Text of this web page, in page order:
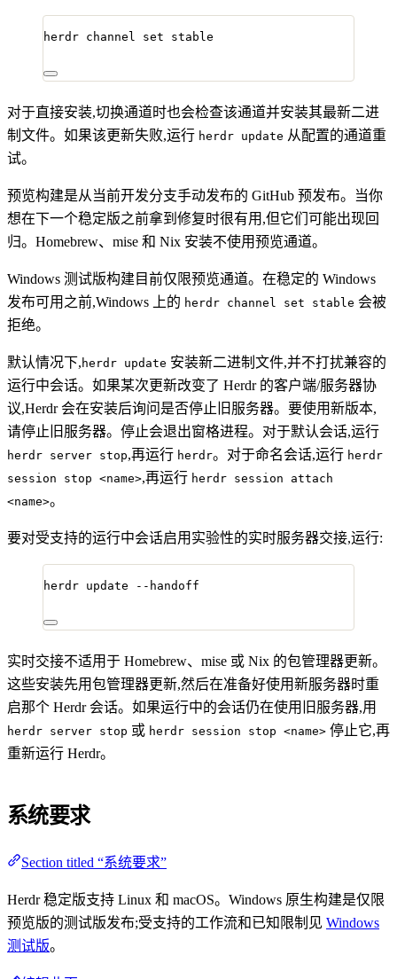
herdr channel set stable
对于直接安装,切换通道时也会检查该通道并安装其最新二进
制文件。如果该更新失败,运行 herdr update 从配置的通道重
试。
预览构建是从当前开发分支手动发布的 GitHub 预发布。当你
想在下一个稳定版之前拿到修复时很有用,但它们可能出现回
归。Homebrew、mise 和 Nix 安装不使用预览通道。
Windows 测试版构建目前仅限预览通道。在稳定的 Windows
发布可用之前,Windows 上的 herdr channel set stable 会被
拒绝。
默认情况下, herdr update 安装新二进制文件,并不打扰兼容的
运行中会话。如果某次更新改变了 Herdr 的客户端/服务器协
议,Herdr 会在安装后询问是否停止旧服务器。要使用新版本,
请停止旧服务器。停止会退出窗格进程。对于默认会话,运行
herdr server stop,再运行 herdr。对于命名会话,运行 herdr
session stop <name>,再运行 herdr session attach
<name>。
要对受支持的运行中会话启用实验性的实时服务器交接,运行:
herdr update --handoff
实时交接不适用于 Homebrew、mise 或 Nix 的包管理器更新。
这些安装先用包管理器更新,然后在准备好使用新服务器时重
启那个 Herdr 会话。如果运行中的会话仍在使用旧服务器,用
herdr server stop 或 herdr session stop <name> 停止它,再
重新运行 Herdr。
系统要求
Section titled “系统要求”
Herdr 稳定版支持 Linux 和 macOS。Windows 原生构建是仅限
预览版的测试版发布;受支持的工作流和已知限制见 Windows
测试版。